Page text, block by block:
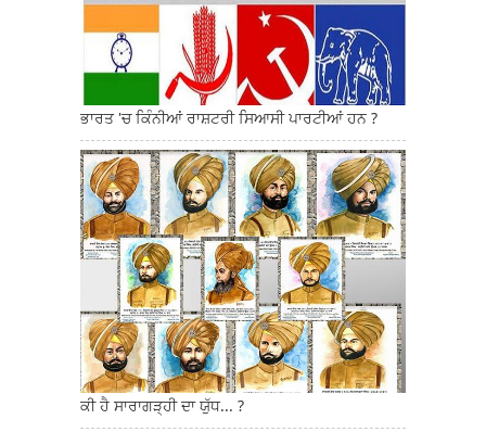
ਭਾਰਤ 'ਚ ਕਿੰਨੀਆਂ ਰਾਸ਼ਟਰੀ ਸਿਆਸੀ ਪਾਰਟੀਆਂ ਹਨ ?
ਕੀ ਹੈ ਸਾਰਾਗੜ੍ਹੀ ਦਾ ਯੁੱਧ... ?